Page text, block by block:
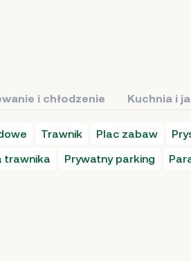
i chłodzenie Kuchnia i
Trawnik Plac zabaw
trawnika Prywatny parking